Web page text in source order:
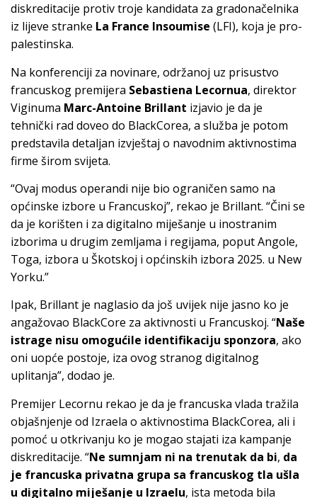
diskreditacije protiv troje kandidata za gradonačelnika
iz lijeve stranke La France Insoumise (LFI), koja je pro-
palestinska.
Na konferenciji za novinare, održanoj uz prisustvo
francuskog premijera Sebastiena Lecornua, direktor
Viginuma Marc-Antoine Brillant izjavio je da je
tehnički rad doveo do BlackCorea, a služba je potom
predstavila detaljan izvještaj o navodnim aktivnostima
firme širom svijeta.
“Ovaj modus operandi nije bio ograničen samo na
općinske izbore u Francuskoj”, rekao je Brillant. “Čini se
da je korišten i za digitalno miješanje u inostranim
izborima u drugim zemljama i regijama, poput Angole,
Toga, izbora u Škotskoj i općinskih izbora 2025. u New
Yorku.”
Ipak, Brillant je naglasio da još uvijek nije jasno ko je
angažovao BlackCore za aktivnosti u Francuskoj. “Naše
istrage nisu omogućile identifikaciju sponzora, ako
oni uopće postoje, iza ovog stranog digitalnog
uplitanja”, dodao je.
Premijer Lecornu rekao je da je francuska vlada tražila
objašnjenje od Izraela o aktivnostima BlackCorea, ali i
pomoć u otkrivanju ko je mogao stajati iza kampanje
diskreditacije. “Ne sumnjam ni na trenutak da bi, da
je francuska privatna grupa sa francuskog tla ušla
u digitalno miješanje u Izraelu, ista metoda bila